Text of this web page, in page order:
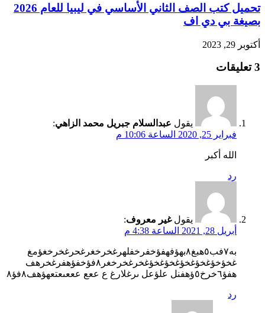
تحميل كتب الصف الثاني الأساسي في ليبيا للعام 2026
بصيغة بي دي اف
أكتوبر 29, 2023
‫3 تعليقات
يقول عبدالسلام جبريل محمد الزاهي:
فبراير 25, 2020 الساعة 10:06 م
الله أكبر
رد
يقول غير معروف:
أبريل 28, 2021 الساعة 4:38 م
به٧فب٥هبغ٨بهؤفهفؤخفرخفلهرغخرخغرغحرغخرخغؤمغ
غخؤخؤغخؤغخؤغخؤغخؤغخرغخرخغر٨فؤخفؤهفرغخرهف
هفؤ٦خرخ٥ؤهفنل علؤعل ىرغلارغ ع ععع عععىعتعهؤهف٨فؤ٨
رد